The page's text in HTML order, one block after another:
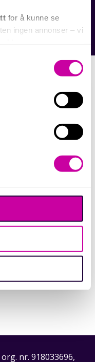
for å kunne se
ingen annonser – vi
eller bruk
deg 👇
nr. 918033696,